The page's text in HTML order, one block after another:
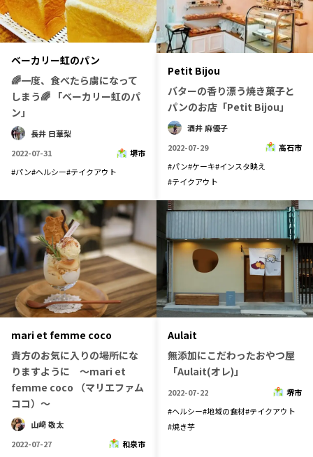
ベーカリー虹のパン
🌈一度、食べたら虜になって
しまう🌈 「ベーカリー虹のパ
ン」
長井 日華梨
2022-07-31
堺市
#パン#ヘルシー#テイクアウト
Petit Bijou
バターの香り漂う焼き菓子と
パンのお店「Petit Bijou」
酒井 麻優子
2022-07-29
高石市
#パン#ケーキ#インスタ映え
#テイクアウト
mari et femme coco
貴方のお気に入りの場所にな
りますように ～mari et
femme coco （マリエファム
ココ）～
山﨑 敬太
2022-07-27
和泉市
Aulait
無添加にこだわったおやつ屋
「Aulait(オレ)」
2022-07-22
堺市
#ヘルシー#地域の食材#テイクアウト
#焼き芋